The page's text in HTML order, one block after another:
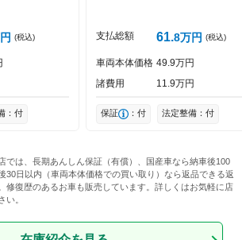
(税込)
：付
支払総額 61 8万円 (税込)
車両本体価格 49 9万円
諸費用
11 9万円
保証 ：付 法定整備：付
では、長期あんしん保証（有償）、国産車なら納車後100
30日以内（車両本体価格での買い取り）なら返品できる返
修復歴のあるお車も販売しています。詳しくはお気軽に店
い。